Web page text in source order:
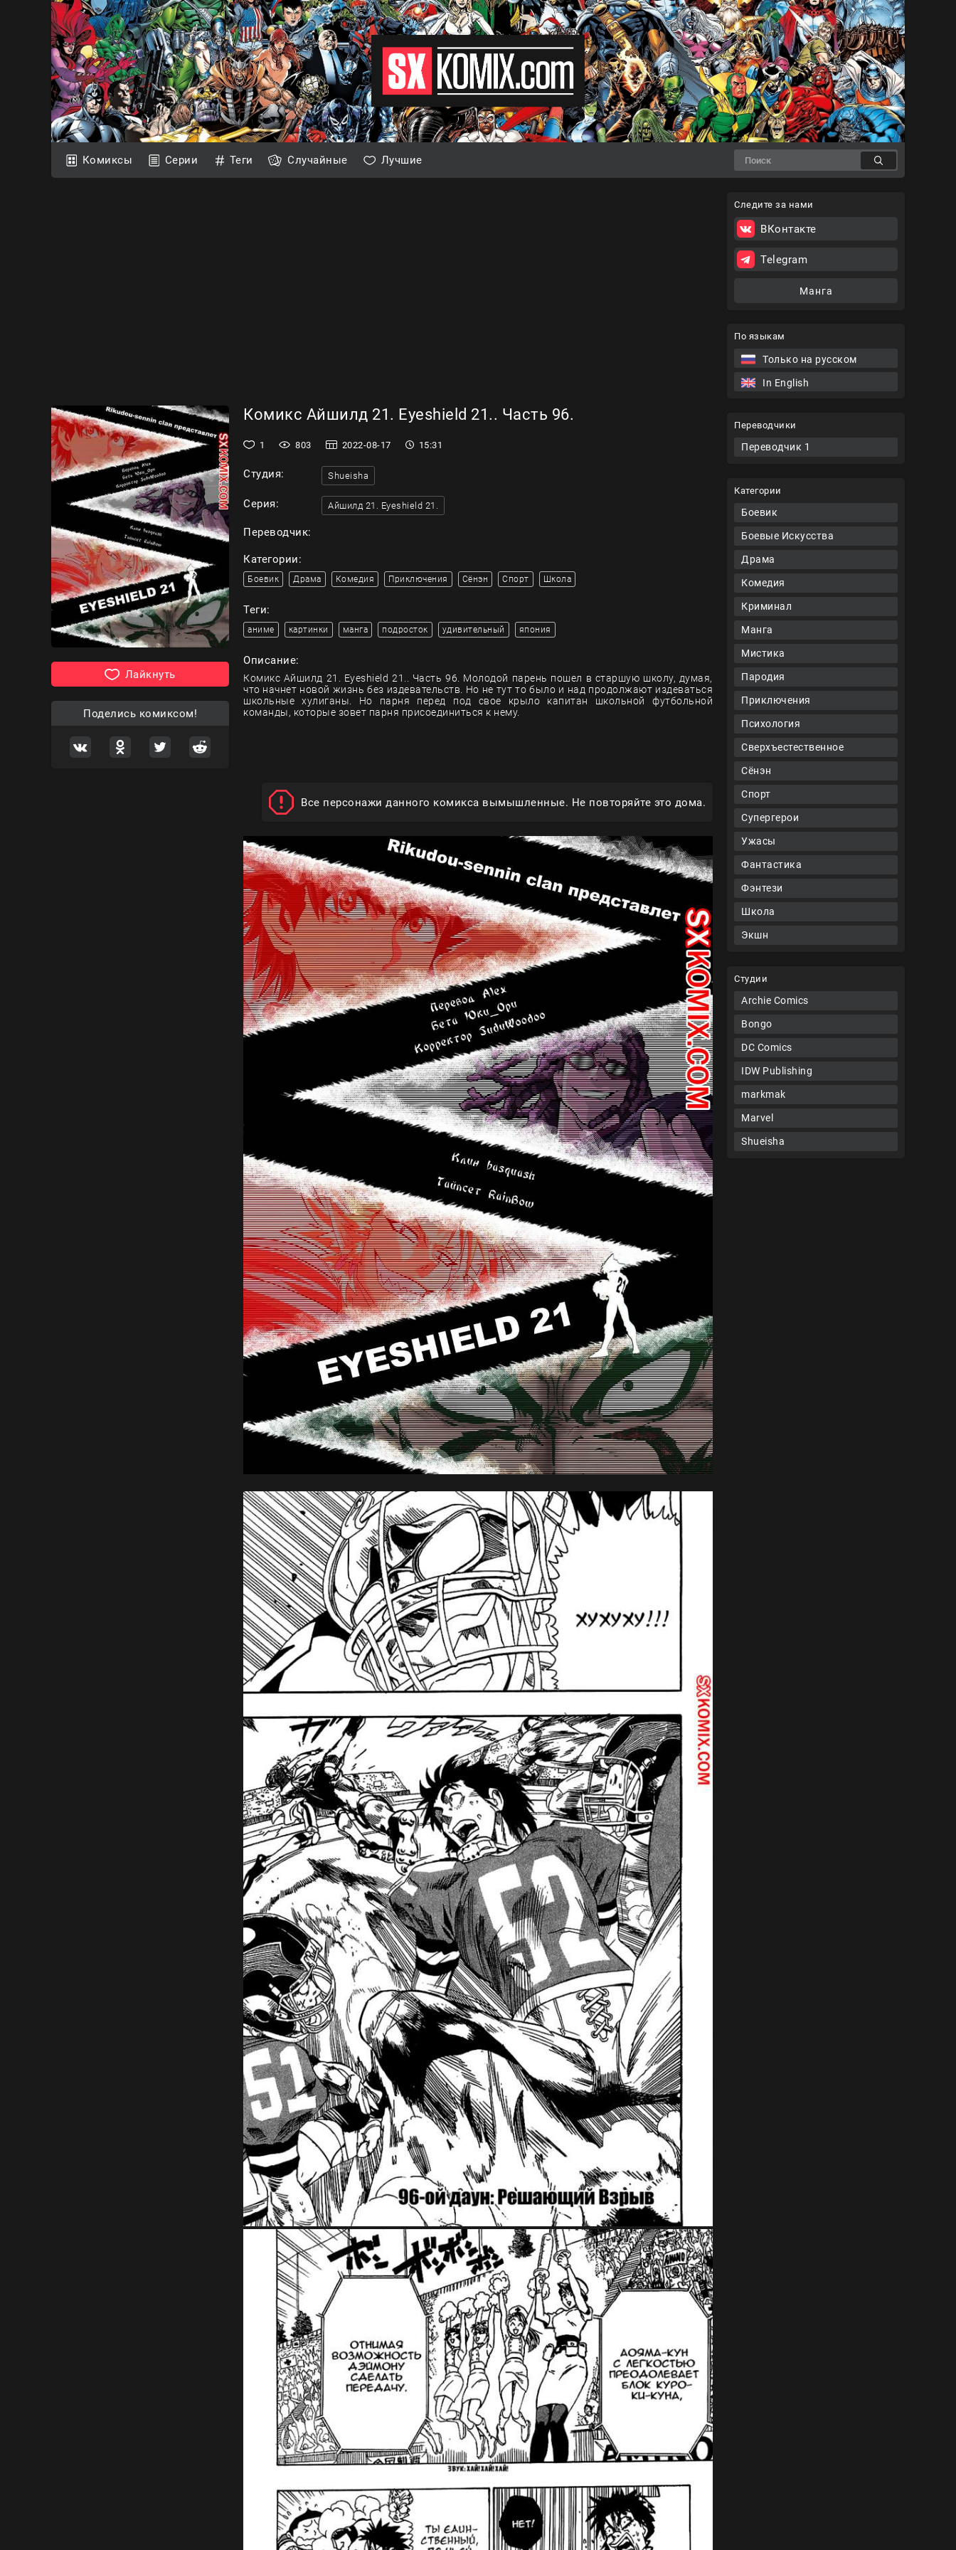
Комиксы Серии Теги Случайные Лучшие
По языкам
Только на русском
In English
Переводчики
Переводчик 1
Категории
Боевик
Боевые Искусства
Драма
Комедия
Криминал
Манга
Мистика
Пародия
Приключения
Психология
Сверхъестественное
Сёнэн
Спорт
Супергерои
Ужасы
Фантастика
Фэнтези
Школа
Экшн
Студии
Archie Comics
Bongo
DC Comics
IDW Publishing
markmak
Marvel
Shueisha
Лайкнуть
Поделись комиксом!
Комикс Айшилд 21. Eyeshield 21.. Часть 96.
1 803 2022-08-17 15:31
Студия: Shueisha
Серия: Айшилд 21. Eyeshield 21.
Переводчик:
Категории:
Боевик Драма Комедия Приключения Сёнэн Спорт Школа
Теги:
аниме картинки манга подросток удивительный япония
Описание:
Комикс Айшилд 21. Eyeshield 21.. Часть 96. Молодой парень пошел в старшую школу, думая,
что начнет новой жизнь без издевательств. Но не тут то было и над продолжают издеваться
школьные хулиганы. Но парня перед под свое крыло капитан школьной футбольной
команды, которые зовет парня присоединиться к нему.
Все персонажи данного комикса вымышленные. Не повторяйте это дома.
Следите за нами
ВКонтакте
Telegram
Манга